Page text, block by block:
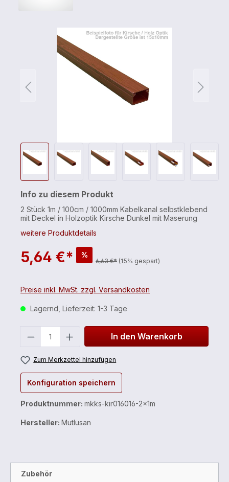
Info zu diesem Produkt
2 Stück 1m / 100cm / 1000mm Kabelkanal selbstklebend
mit Deckel in Holzoptik Kirsche Dunkel mit Maserung
weitere Produktdetails
5,64 €* %
6,63 €* (15% gespart)
Preise inkl. MwSt. zzgl. Versandkosten
Lagernd, Lieferzeit: 1-3 Tage
In den Warenkorb
Zum Merkzettel hinzufügen
Konfiguration speichern
Produktnummer: mkks-kir016016-2x1m
Hersteller: Mutlusan
Zubehör